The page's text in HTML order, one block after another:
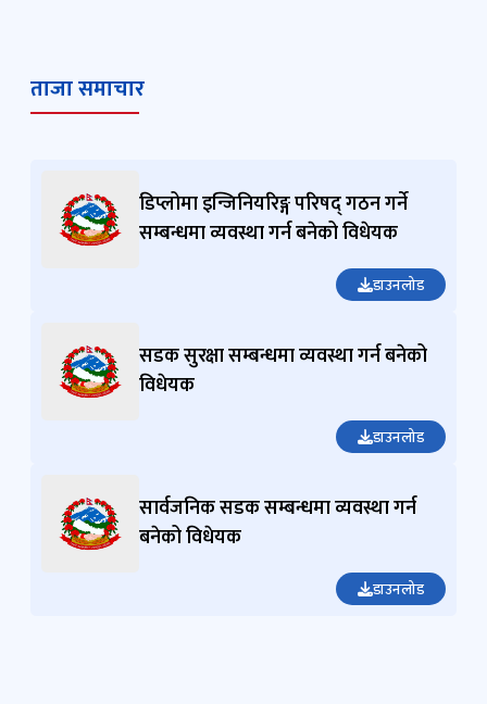
ताजा समाचार
डिप्लोमा इन्जिनियरिङ्ग परिषद् गठन गर्ने
सम्बन्धमा व्यवस्था गर्न बनेको विधेयक
डाउनलोड
सडक सुरक्षा सम्बन्धमा व्यवस्था गर्न बनेको
विधेयक
डाउनलोड
सार्वजनिक सडक सम्बन्धमा व्यवस्था गर्न
बनेको विधेयक
डाउनलोड